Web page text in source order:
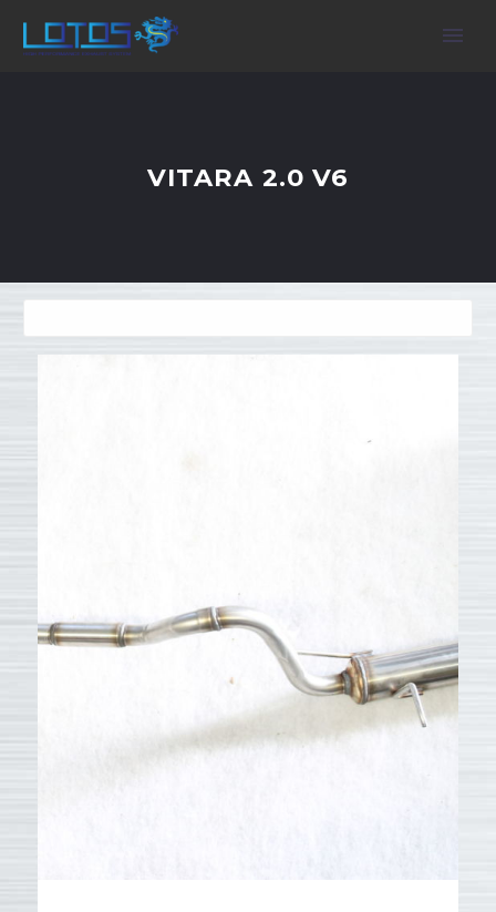
VITARA 2.0 V6